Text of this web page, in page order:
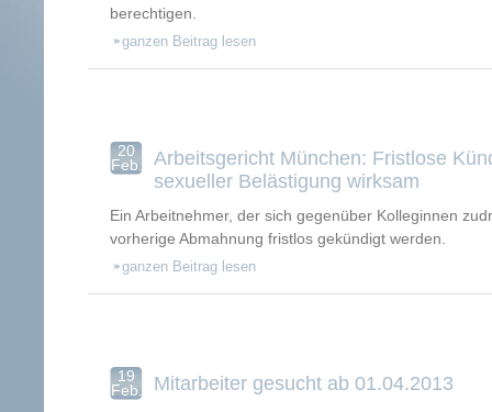
berechtigen.
ganzen Beitrag lesen
20
Feb.
Arbeitsgericht München: Fristlose
sexueller Belästigung wirksam
Ein Arbeitnehmer, der sich gegenüber Kolleginnen
vorherige Abmahnung fristlos gekündigt werden.
ganzen Beitrag lesen
19
Feb.
Mitarbeiter gesucht ab 01.04.2013